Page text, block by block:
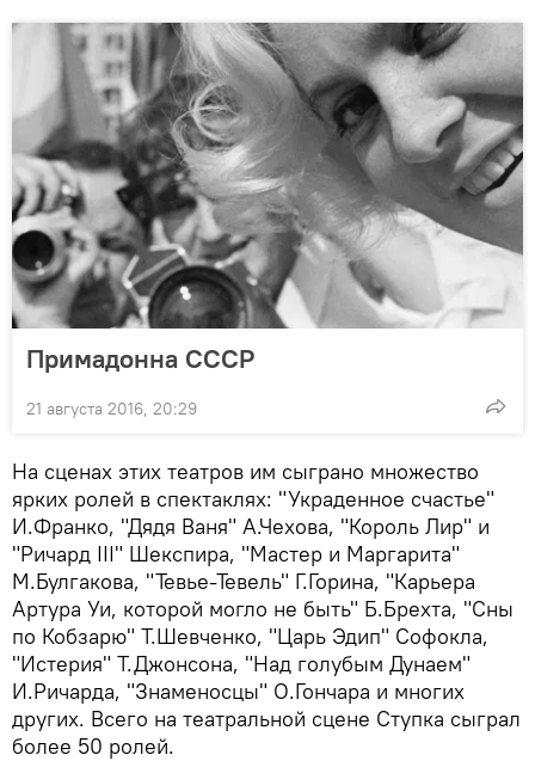
Примадонна СССР
21 августа 2016, 20:29
На сценах этих театров им сыграно множество
ярких ролей в спектаклях: "Украденное счастье"
И.Франко, "Дядя Ваня" А.Чехова, "Король Лир" и
"Ричард III" Шекспира, "Мастер и Маргарита"
М.Булгакова, "Тевье-Тевель" Г.Горина, "Карьера
Артура Уи, которой могло не быть" Б.Брехта, "Сны
по Кобзарю" Т.Шевченко, "Царь Эдип" Софокла,
"Истерия" Т.Джонсона, "Над голубым Дунаем"
И.Ричарда, "Знаменосцы" О.Гончара и многих
других. Всего на театральной сцене Ступка сыграл
более 50 ролей.